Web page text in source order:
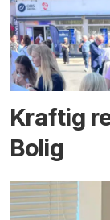
Kraftig
Bolig